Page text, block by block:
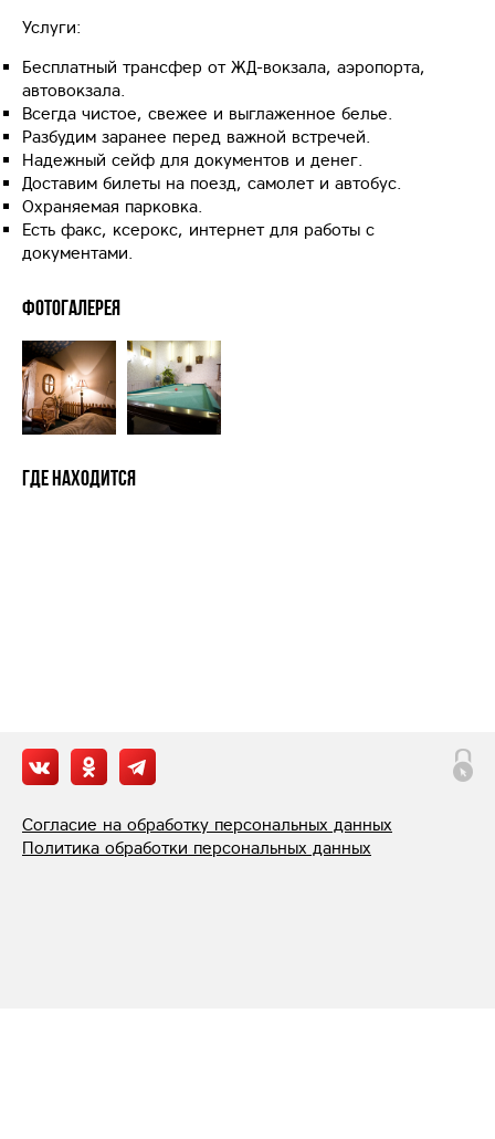
Услуги:
Бесплатный трансфер от ЖД-вокзала, аэропорта,
автовокзала.
Всегда чистое, свежее и выглаженное белье.
Разбудим заранее перед важной встречей.
Надежный сейф для документов и денег.
Доставим билеты на поезд, самолет и автобус.
Охраняемая парковка.
Есть факс, ксерокс, интернет для работы с
документами.
Фотогалерея
Где находится
Согласие на обработку персональных данных
Политика обработки персональных данных